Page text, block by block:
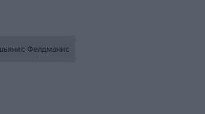
Фелдманис